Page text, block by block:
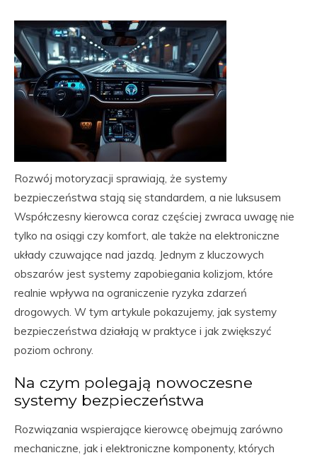
Rozwój motoryzacji sprawiają, że systemy
bezpieczeństwa stają się standardem, a nie luksusem
Współczesny kierowca coraz częściej zwraca uwagę nie
tylko na osiągi czy komfort, ale także na elektroniczne
układy czuwające nad jazdą. Jednym z kluczowych
obszarów jest systemy zapobiegania kolizjom, które
realnie wpływa na ograniczenie ryzyka zdarzeń
drogowych. W tym artykule pokazujemy, jak systemy
bezpieczeństwa działają w praktyce i jak zwiększyć
poziom ochrony.
Na czym polegają nowoczesne
systemy bezpieczeństwa
Rozwiązania wspierające kierowcę obejmują zarówno
mechaniczne, jak i elektroniczne komponenty, których